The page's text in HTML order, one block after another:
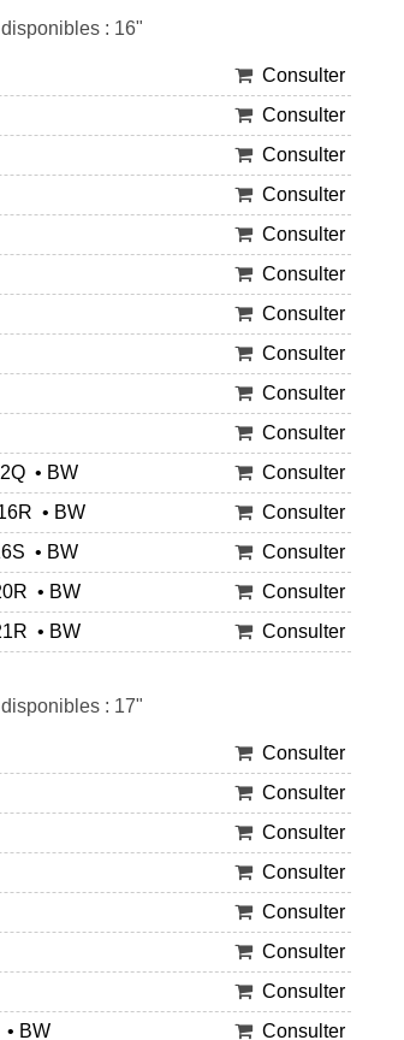
: 16"
Consulter
Consulter
Consulter
Consulter
Consulter
Consulter
Consulter
Consulter
Consulter
Consulter
• BW
Consulter
• BW
Consulter
• BW
Consulter
• BW
Consulter
• BW
Consulter
: 17"
Consulter
Consulter
Consulter
Consulter
Consulter
Consulter
Consulter
BW
Consulter